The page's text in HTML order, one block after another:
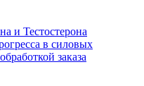
и Тестостерона
в силовых
заказа